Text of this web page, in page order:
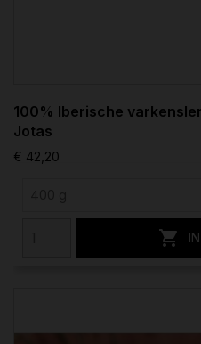
100% Iberische
Jotas
€ 42,20
